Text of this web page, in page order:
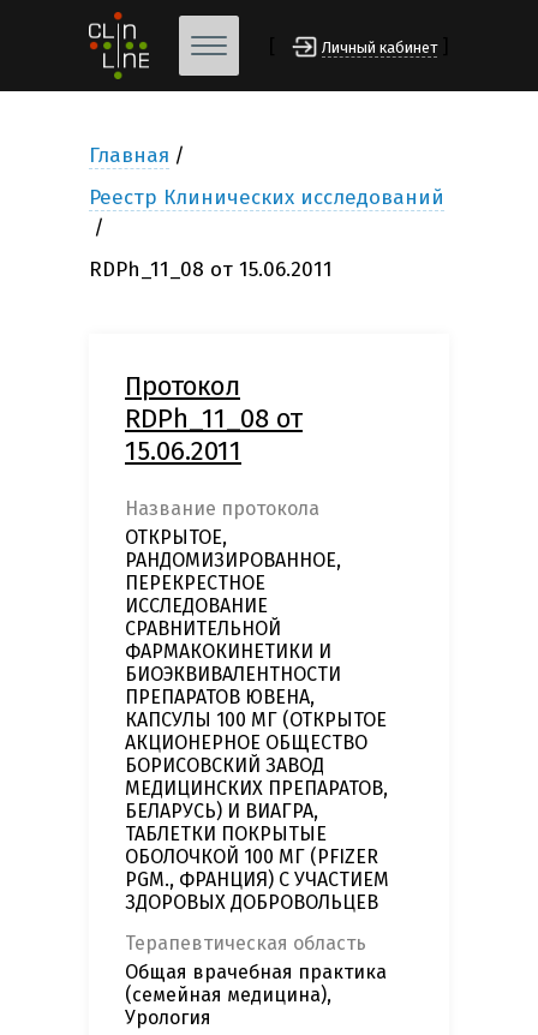
Личный кабинет
Главная
Реестр Клинических исследований
RDPh_11_08 от 15.06.2011
Протокол
RDPh_11_08 от
15.06.2011
Название протокола
ОТКРЫТОЕ,
РАНДОМИЗИРОВАННОЕ,
ПЕРЕКРЕСТНОЕ
ИССЛЕДОВАНИЕ
СРАВНИТЕЛЬНОЙ
ФАРМАКОКИНЕТИКИ И
БИОЭКВИВАЛЕНТНОСТИ
ПРЕПАРАТОВ ЮВЕНА,
КАПСУЛЫ 100 МГ (ОТКРЫТОЕ
АКЦИОНЕРНОЕ ОБЩЕСТВО
БОРИСОВСКИЙ ЗАВОД
МЕДИЦИНСКИХ ПРЕПАРАТОВ,
БЕЛАРУСЬ) И ВИАГРА,
ТАБЛЕТКИ ПОКРЫТЫЕ
ОБОЛОЧКОЙ 100 МГ (PFIZER
PGM., ФРАНЦИЯ) С УЧАСТИЕМ
ЗДОРОВЫХ ДОБРОВОЛЬЦЕВ
Терапевтическая область
Общая врачебная практика
(семейная медицина),
Урология